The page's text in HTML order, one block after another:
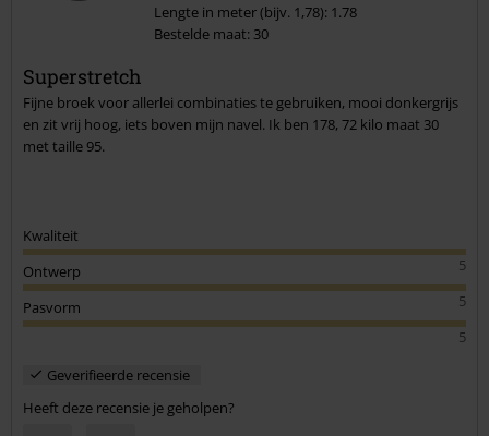
Commentaar versturen
Lengte in meter (bijv. 1,78): 1.78
Bestelde maat: 30
Superstretch
Fijne broek voor allerlei combinaties te gebruiken, mooi donkergrijs
en zit vrij hoog, iets boven mijn navel. Ik ben 178, 72 kilo maat 30
met taille 95.
Kwaliteit
5
Ontwerp
5
Pasvorm
5
Geverifieerde recensie
Heeft deze recensie je geholpen?